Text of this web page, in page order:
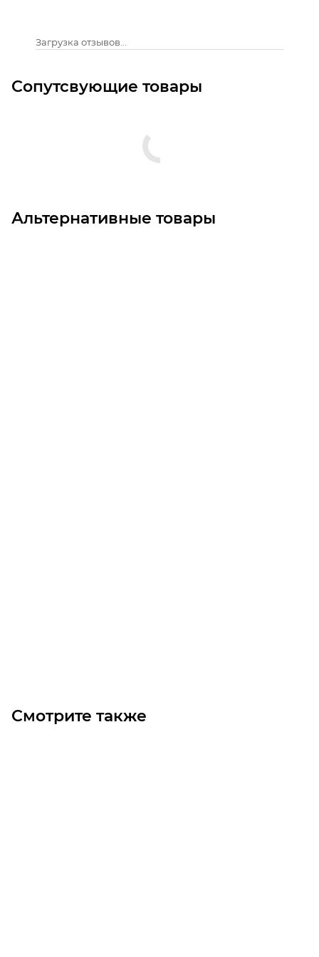
Загрузка отзывов...
Сопутсвующие товары
Альтернативные товары
Смотрите также